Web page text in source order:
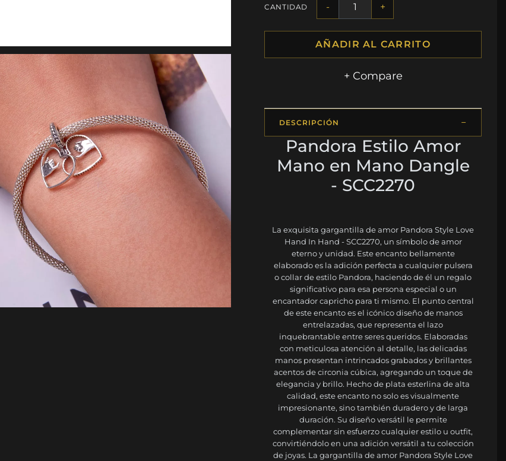
CANTIDAD - +
AÑADIR AL CARRITO
+ Compare
DESCRIPCIÓN
Pandora Estilo Amor
Mano en Mano Dangle
- SCC2270
La exquisita gargantilla de amor Pandora Style Love
Hand In Hand - SCC2270, un símbolo de amor
eterno y unidad. Este encanto bellamente
elaborado es la adición perfecta a cualquier pulsera
o collar de estilo Pandora, haciendo de él un regalo
significativo para esa persona especial o un
encantador capricho para ti mismo. El punto central
de este encanto es el icónico diseño de manos
entrelazadas, que representa el lazo
inquebrantable entre seres queridos. Elaboradas
con meticulosa atención al detalle, las delicadas
manos presentan intrincados grabados y brillantes
acentos de circonia cúbica, agregando un toque de
elegancia y brillo. Hecho de plata esterlina de alta
calidad, este encanto no solo es visualmente
impresionante, sino también duradero y de larga
duración. Su diseño versátil le permite
complementar sin esfuerzo cualquier estilo u outfit,
convirtiéndolo en una adición versátil a tu colección
de joyas. La gargantilla de amor Pandora Style Love